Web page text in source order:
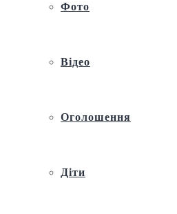
Фото
Відео
Оголошення
Діти